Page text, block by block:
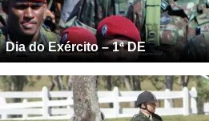
Dia do Exército – 1ª DE